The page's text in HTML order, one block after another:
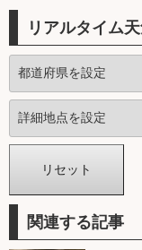
リアルタイム
関連する記事